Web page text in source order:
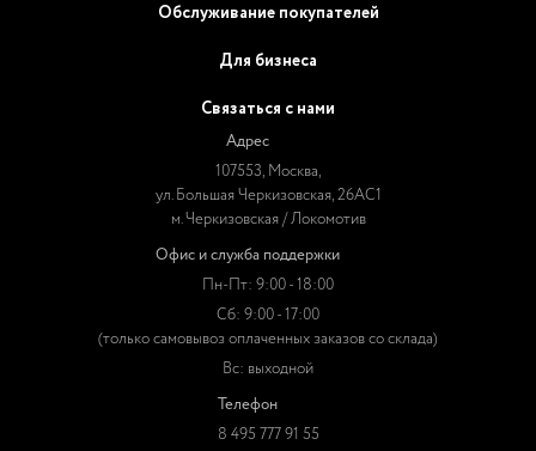
Обслуживание покупателей
Для бизнеса
Связаться с нами
Адрес
107553, Москва,
ул. Большая Черкизовская, 26АС1
м. Черкизовская / Локомотив
Офис и служба поддержки
Пн-Пт: 9:00 - 18:00
Сб: 9:00 - 17:00
(только самовывоз оплаченных заказов со склада)
Вс: выходной
Телефон
8 495 777 91 55